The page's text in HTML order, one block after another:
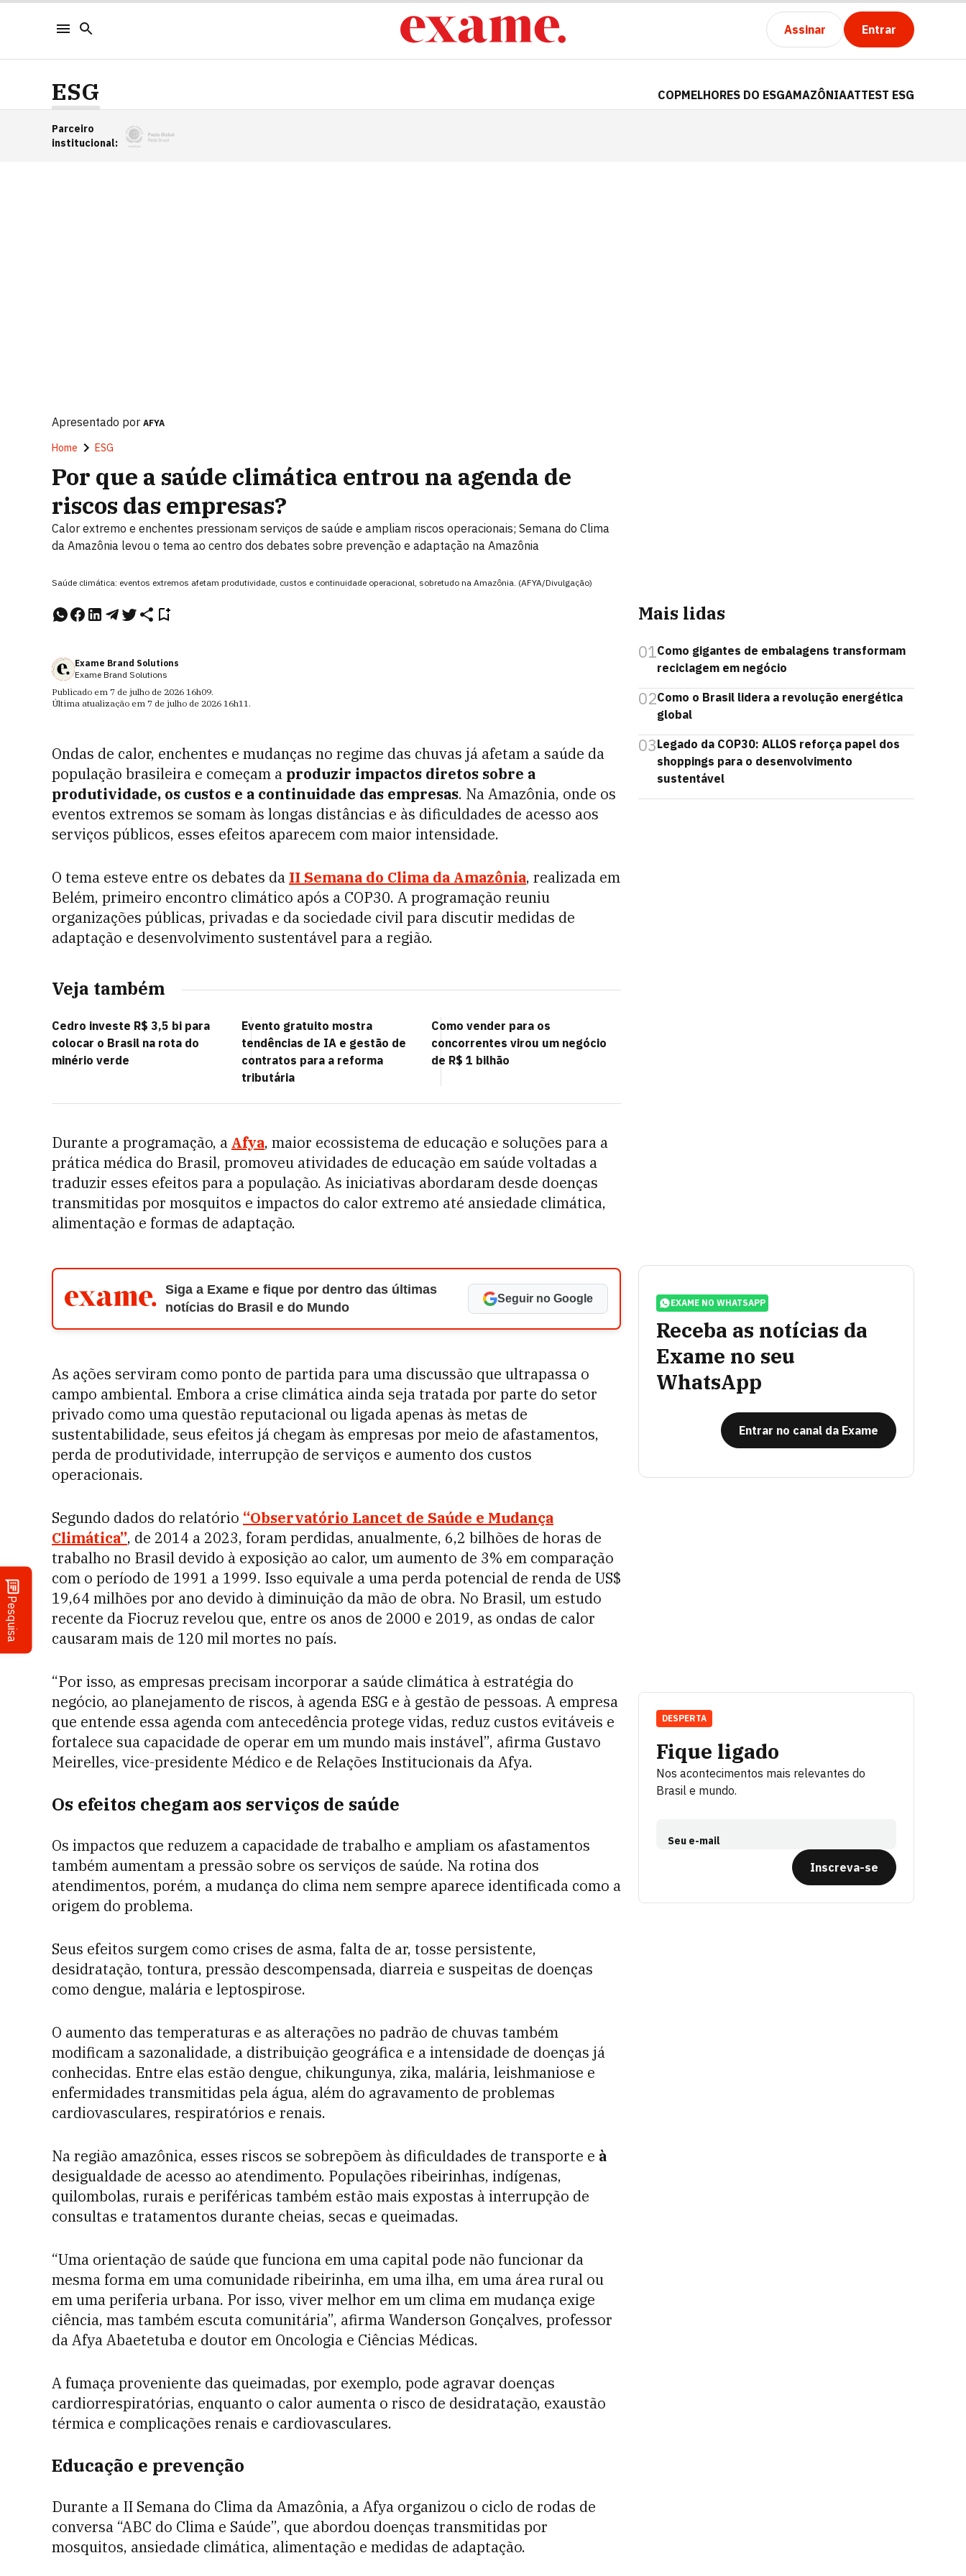
Assinar Entrar
Pesquisa
ESG COPMELHORES DO ESGAMAZÔNIAATTEST ESG
Parceiro
institucional:
Apresentado por AFYA
Home ESG
Por que a saúde climática entrou na agenda de
riscos das empresas?
Calor extremo e enchentes pressionam serviços de saúde e ampliam riscos operacionais; Semana do Clima
da Amazônia levou o tema ao centro dos debates sobre prevenção e adaptação na Amazônia
Saúde climática: eventos extremos afetam produtividade, custos e continuidade operacional, sobretudo na Amazônia. (AFYA/Divulgação)
Exame Brand Solutions
Exame Brand Solutions
Publicado em 7 de julho de 2026 16h09.
Última atualização em 7 de julho de 2026 16h11.
Ondas de calor, enchentes e mudanças no regime das chuvas já afetam a saúde da
população brasileira e começam a produzir impactos diretos sobre a
produtividade, os custos e a continuidade das empresas. Na Amazônia, onde os
eventos extremos se somam às longas distâncias e às dificuldades de acesso aos
serviços públicos, esses efeitos aparecem com maior intensidade.
O tema esteve entre os debates da II Semana do Clima da Amazônia, realizada em
Belém, primeiro encontro climático após a COP30. A programação reuniu
organizações públicas, privadas e da sociedade civil para discutir medidas de
adaptação e desenvolvimento sustentável para a região.
Veja também
Cedro investe R$ 3,5 bi para
colocar o Brasil na rota do
minério verde
Evento gratuito mostra
tendências de IA e gestão de
contratos para a reforma
tributária
Como vender para os
concorrentes virou um negócio
de R$ 1 bilhão
Durante a programação, a Afya, maior ecossistema de educação e soluções para a
prática médica do Brasil, promoveu atividades de educação em saúde voltadas a
traduzir esses efeitos para a população. As iniciativas abordaram desde doenças
transmitidas por mosquitos e impactos do calor extremo até ansiedade climática,
alimentação e formas de adaptação.
Siga a Exame e fique por dentro das últimas
notícias do Brasil e do Mundo
Seguir no Google
As ações serviram como ponto de partida para uma discussão que ultrapassa o
campo ambiental. Embora a crise climática ainda seja tratada por parte do setor
privado como uma questão reputacional ou ligada apenas às metas de
sustentabilidade, seus efeitos já chegam às empresas por meio de afastamentos,
perda de produtividade, interrupção de serviços e aumento dos custos
operacionais.
Segundo dados do relatório “Observatório Lancet de Saúde e Mudança
Climática”, de 2014 a 2023, foram perdidas, anualmente, 6,2 bilhões de horas de
trabalho no Brasil devido à exposição ao calor, um aumento de 3% em comparação
com o período de 1991 a 1999. Isso equivale a uma perda potencial de renda de US$
19,64 milhões por ano devido à diminuição da mão de obra. No Brasil, um estudo
recente da Fiocruz revelou que, entre os anos de 2000 e 2019, as ondas de calor
causaram mais de 120 mil mortes no país.
“Por isso, as empresas precisam incorporar a saúde climática à estratégia do
negócio, ao planejamento de riscos, à agenda ESG e à gestão de pessoas. A empresa
que entende essa agenda com antecedência protege vidas, reduz custos evitáveis e
fortalece sua capacidade de operar em um mundo mais instável”, afirma Gustavo
Meirelles, vice-presidente Médico e de Relações Institucionais da Afya.
Os efeitos chegam aos serviços de saúde
Os impactos que reduzem a capacidade de trabalho e ampliam os afastamentos
também aumentam a pressão sobre os serviços de saúde. Na rotina dos
atendimentos, porém, a mudança do clima nem sempre aparece identificada como a
origem do problema.
Seus efeitos surgem como crises de asma, falta de ar, tosse persistente,
desidratação, tontura, pressão descompensada, diarreia e suspeitas de doenças
como dengue, malária e leptospirose.
O aumento das temperaturas e as alterações no padrão de chuvas também
modificam a sazonalidade, a distribuição geográfica e a intensidade de doenças já
conhecidas. Entre elas estão dengue, chikungunya, zika, malária, leishmaniose e
enfermidades transmitidas pela água, além do agravamento de problemas
cardiovasculares, respiratórios e renais.
Na região amazônica, esses riscos se sobrepõem às dificuldades de transporte e à
desigualdade de acesso ao atendimento. Populações ribeirinhas, indígenas,
quilombolas, rurais e periféricas também estão mais expostas à interrupção de
consultas e tratamentos durante cheias, secas e queimadas.
“Uma orientação de saúde que funciona em uma capital pode não funcionar da
mesma forma em uma comunidade ribeirinha, em uma ilha, em uma área rural ou
em uma periferia urbana. Por isso, viver melhor em um clima em mudança exige
ciência, mas também escuta comunitária”, afirma Wanderson Gonçalves, professor
da Afya Abaetetuba e doutor em Oncologia e Ciências Médicas.
A fumaça proveniente das queimadas, por exemplo, pode agravar doenças
cardiorrespiratórias, enquanto o calor aumenta o risco de desidratação, exaustão
térmica e complicações renais e cardiovasculares.
Educação e prevenção
Durante a II Semana do Clima da Amazônia, a Afya organizou o ciclo de rodas de
conversa “ABC do Clima e Saúde”, que abordou doenças transmitidas por
mosquitos, ansiedade climática, alimentação e medidas de adaptação.
Mais lidas
01Como gigantes de embalagens transformam
reciclagem em negócio
02Como o Brasil lidera a revolução energética
global
03Legado da COP30: ALLOS reforça papel dos
shoppings para o desenvolvimento
sustentável
EXAME NO WHATSAPP
Receba as notícias da
Exame no seu
WhatsApp
Entrar no canal da Exame
Fique ligado
Nos acontecimentos mais relevantes do
Brasil e mundo.
Seu e-mail
Inscreva-se
DESPERTA